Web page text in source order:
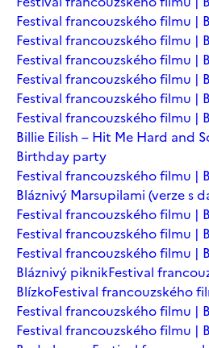
Festival francouzského filmu |
Festival francouzského filmu |
Festival francouzského filmu |
Festival francouzského filmu |
Festival francouzského filmu |
Festival francouzského filmu |
Billie Eilish – Hit Me Hard and
Birthday party
Festival francouzského filmu |
Bláznivý Marsupilami (verze s
Festival francouzského filmu |
Festival francouzského filmu |
Festival francouzského filmu |
Bláznivý piknikFestival
BlízkoFestival francouzského
Festival francouzského filmu |
Festival francouzského filmu |